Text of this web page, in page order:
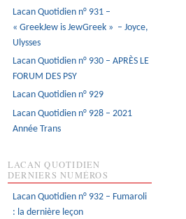
Lacan Quotidien n° 931 –
« GreekJew is JewGreek » – Joyce,
Ulysses
Lacan Quotidien n° 930 – APRÈS LE
FORUM DES PSY
Lacan Quotidien n° 929
Lacan Quotidien n° 928 – 2021
Année Trans
LACAN QUOTIDIEN
DERNIERS NUMÉROS
Lacan Quotidien n° 932 – Fumaroli
: la dernière leçon